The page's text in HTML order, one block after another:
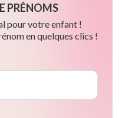
PRÉNOMS
pour votre enfant !
en quelques clics !